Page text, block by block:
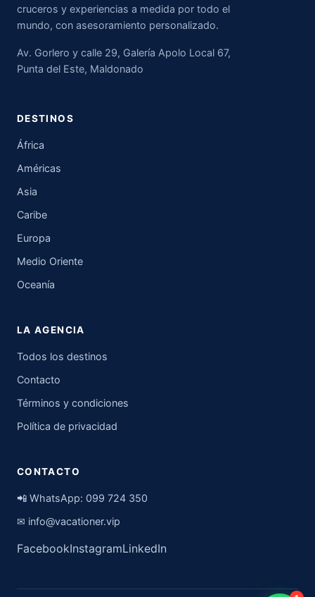
cruceros y experiencias a medida por todo el
mundo, con asesoramiento personalizado.
Av. Gorlero y calle 29, Galería Apolo Local 67,
Punta del Este, Maldonado
DESTINOS
África
Américas
Asia
Caribe
Europa
Medio Oriente
Oceanía
LA AGENCIA
Todos los destinos
Contacto
Términos y condiciones
Política de privacidad
CONTACTO
📲 WhatsApp: 099 724 350
✉ info@vacationer.vip
FacebookInstagramLinkedIn